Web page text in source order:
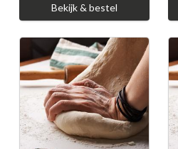
Bekijk & bestel